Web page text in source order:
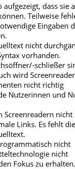
dass sie
Teilweise
Eingaben
nicht
vorhanden.
schließer
wird
nicht richtig
Nutzerinnen und
Screenreadern nicht
Links. Es fehlt
nicht
nicht
Fokus zu